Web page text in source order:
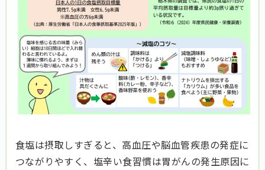
食塩は摂取しすぎると、高血圧や脳血管疾患の発症に
つながりやすく、塩辛い食習慣は胃がんの発生原因に